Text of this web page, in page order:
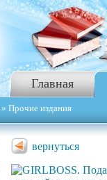
Главная
» Прочие издания
вернуться